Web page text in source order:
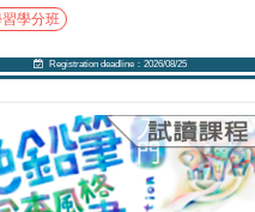
學分班
Registration deadline：2026/08/25